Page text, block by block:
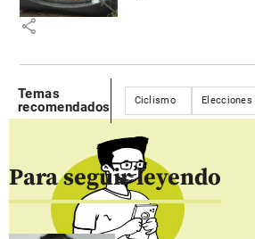
share
Temas
recomendados
Ciclismo Elecciones
Para seguir leyendo